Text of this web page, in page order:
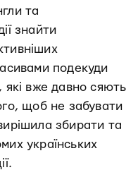
та
знайти
подекуди
які вже давно сяють
щоб не забувати
збирати та
українських